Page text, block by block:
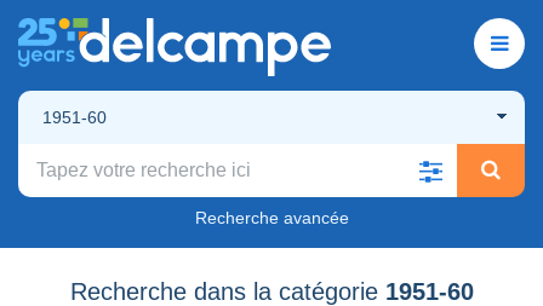
1951-60
Recherche avancée
Recherche dans la catégorie 1951-60